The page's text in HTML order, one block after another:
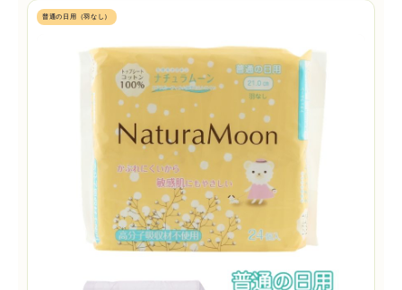
普通の日用（羽なし）